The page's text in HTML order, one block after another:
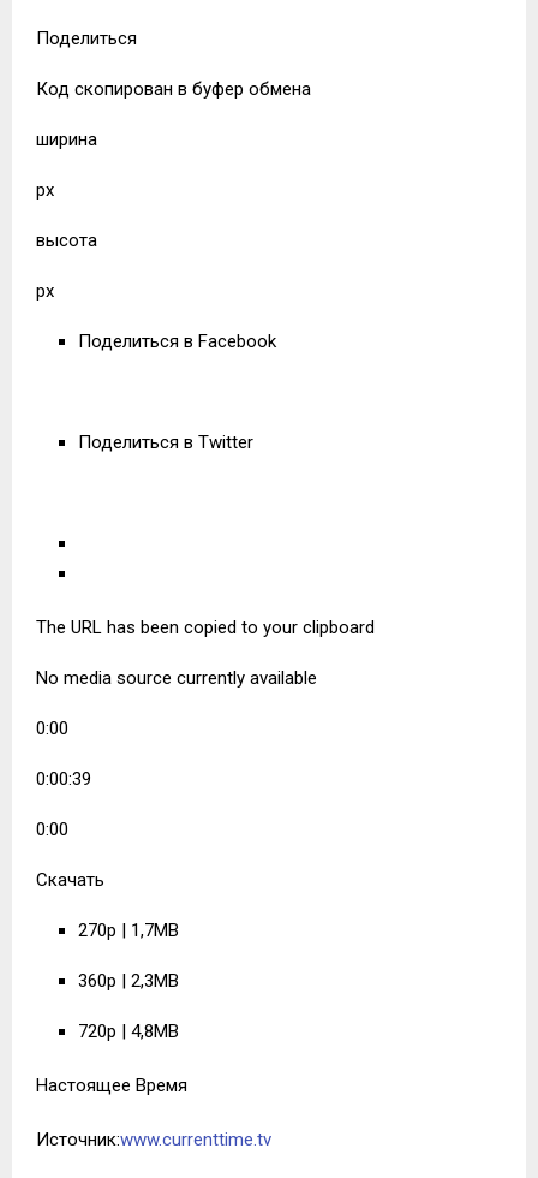
Поделиться
Код скопирован в буфер обмена
ширина
px
высота
px
Поделиться в Facebook
Поделиться в Twitter
The URL has been copied to your clipboard
No media source currently available
0:00
0:00:39
0:00
Скачать
270p | 1,7MB
360p | 2,3MB
720p | 4,8MB
Настоящее Время
Источник:www.currenttime.tv